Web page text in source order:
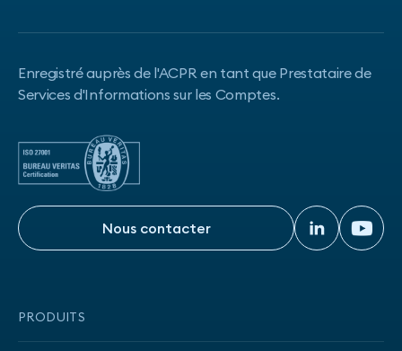
Enregistré auprès de l'ACPR en tant que Prestataire de
Services d'Informations sur les Comptes.
Nous contacter
PRODUITS